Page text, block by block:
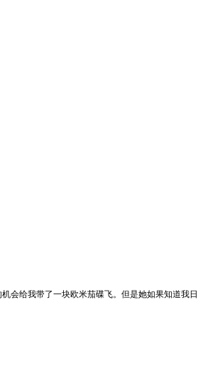
会给我带了一块欧米茄碟飞。但是她如果知道我日